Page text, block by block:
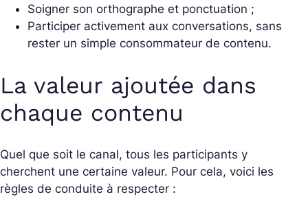
Soigner son orthographe et ponctuation ;
Participer activement aux conversations, sans
rester un simple consommateur de contenu.
La valeur ajoutée dans
chaque contenu
Quel que soit le canal, tous les participants y
cherchent une certaine valeur. Pour cela, voici les
règles de conduite à respecter :